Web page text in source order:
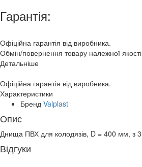
Гарантія:
Офіційна гарантія від виробника.
Обмін/повернення товару належної
Детальніше
Офіційна гарантія від виробника.
Характеристики
Бренд Valplast
Опис
Днища ПВХ для колодязів, D = 400 мм, з
Відгуки